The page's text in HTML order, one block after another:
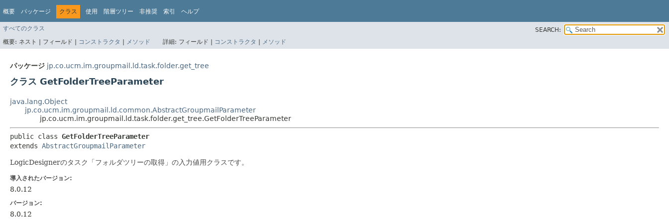
概要 パッケージ クラス 使用 階層ツリー 非推奨 索引 ヘルプ
すべてのクラス
SEARCH:
概要: ネスト | フィールド | コンストラクタ | メソッド 詳細: フィールド | コンストラクタ | メソッド
パッケージ jp.co.ucm.im.groupmail.ld.task.folder.get_tree
クラス GetFolderTreeParameter
java.lang.Object
jp.co.ucm.im.groupmail.ld.common.AbstractGroupmailParameter
jp.co.ucm.im.groupmail.ld.task.folder.get_tree.GetFolderTreeParameter
public class GetFolderTreeParameter
extends AbstractGroupmailParameter
LogicDesignerのタスク「フォルダツリーの取得」の入力値用クラスです。
導入されたバージョン:
8.0.12
バージョン:
8.0.12